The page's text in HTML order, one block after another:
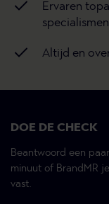
Ervaren
specialismen
Altijd en
DOE DE CHECK
Beantwoord een
minuut of BrandMR
vast.